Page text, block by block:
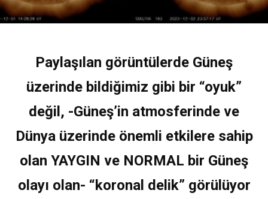
Paylaşılan görüntülerde Güneş
üzerinde bildiğimiz gibi bir “oyuk”
değil, -Güneş’in atmosferinde ve
Dünya üzerinde önemli etkilere sahip
olan YAYGIN ve NORMAL bir Güneş
olayı olan- “koronal delik” görülüyor